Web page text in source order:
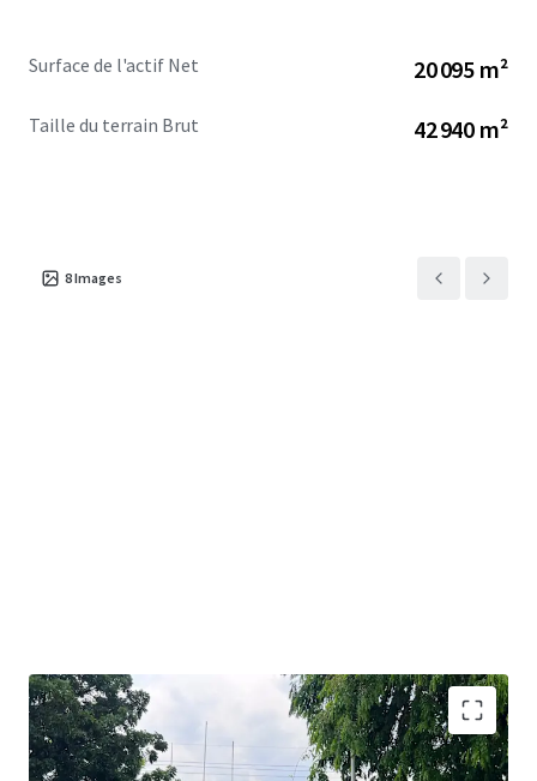
Surface de l'actif Net 20 095 m²
Taille du terrain Brut 42 940 m²
8Images